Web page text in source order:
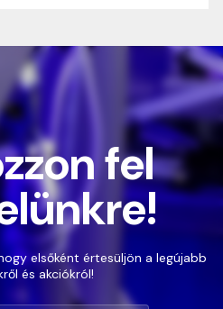
fel
elsőként értesüljön a legújabb
és akciókról!